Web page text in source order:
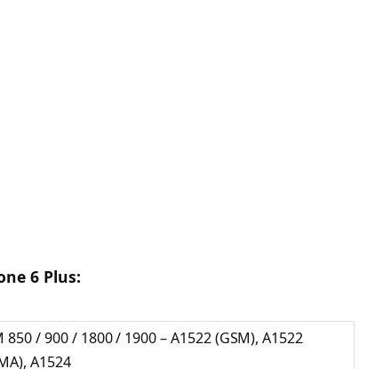
6 Plus:
850 / 900 / 1800 / 1900 – A1522 (GSM), A1522
A1524